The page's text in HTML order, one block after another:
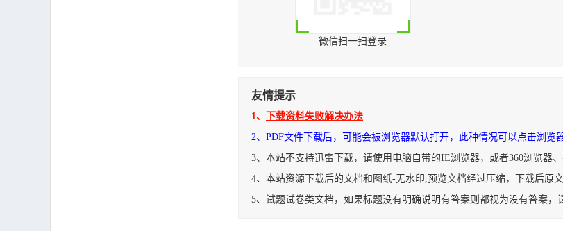
微信扫一扫登录
友情提示
1、
下载资料失败解决办法
2、PDF文件下载后，可能会被浏览器默认打开，此种情况可以点击浏览
3、本站不支持迅雷下载，请使用电脑自带的IE浏览器，或者360浏览器、
4、本站资源下载后的文档和图纸-无水印,预览文档经过压缩，下载后原文
5、试题试卷类文档，如果标题没有明确说明有答案则都视为没有答案，